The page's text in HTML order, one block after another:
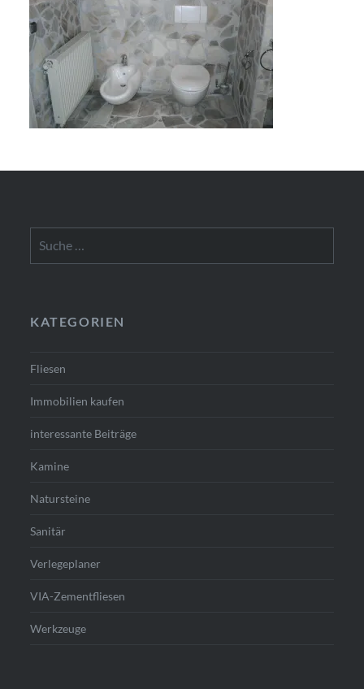
nach:
KATEGORIEN
Fliesen
Immobilien kaufen
interessante Beiträge
Kamine
Natursteine
Sanitär
Verlegeplaner
VIA-Zementfliesen
Werkzeuge